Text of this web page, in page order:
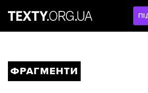
ФРАГМЕНТИ